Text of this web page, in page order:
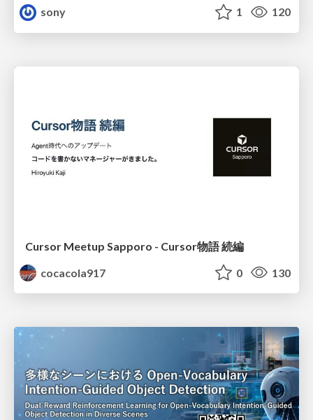
sony 1 120
Cursor Meetup Sapporo - Cursor物語 続編
cocacola917
0 130